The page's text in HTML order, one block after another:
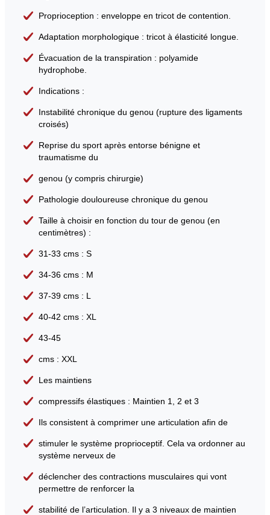
Proprioception : enveloppe en tricot de contention.
Adaptation morphologique : tricot à élasticité longue.
Évacuation de la transpiration : polyamide
hydrophobe.
Indications :
Instabilité chronique du genou (rupture des ligaments
croisés)
Reprise du sport après entorse bénigne et
traumatisme du
genou (y compris chirurgie)
Pathologie douloureuse chronique du genou
Taille à choisir en fonction du tour de genou (en
centimètres) :
31-33 cms : S
34-36 cms : M
37-39 cms : L
40-42 cms : XL
43-45
cms : XXL
Les maintiens
compressifs élastiques : Maintien 1, 2 et 3
Ils consistent à comprimer une articulation afin de
stimuler le système proprioceptif. Cela va ordonner au
système nerveux de
déclencher des contractions musculaires qui vont
permettre de renforcer la
stabilité de l’articulation. Il y a 3 niveaux de maintien